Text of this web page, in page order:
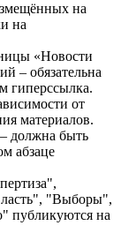
на
на
«Новости
– обязательна
гиперссылка.
от
материалов.
должна быть
абзаце
"Выборы",
публикуются на